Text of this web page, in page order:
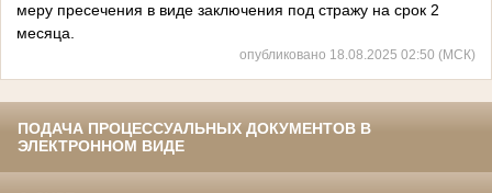
меру пресечения в виде заключения под стражу на срок 2
месяца.
опубликовано 18.08.2025 02:50 (МСК)
ПОДАЧА ПРОЦЕССУАЛЬНЫХ ДОКУМЕНТОВ В
ЭЛЕКТРОННОМ ВИДЕ